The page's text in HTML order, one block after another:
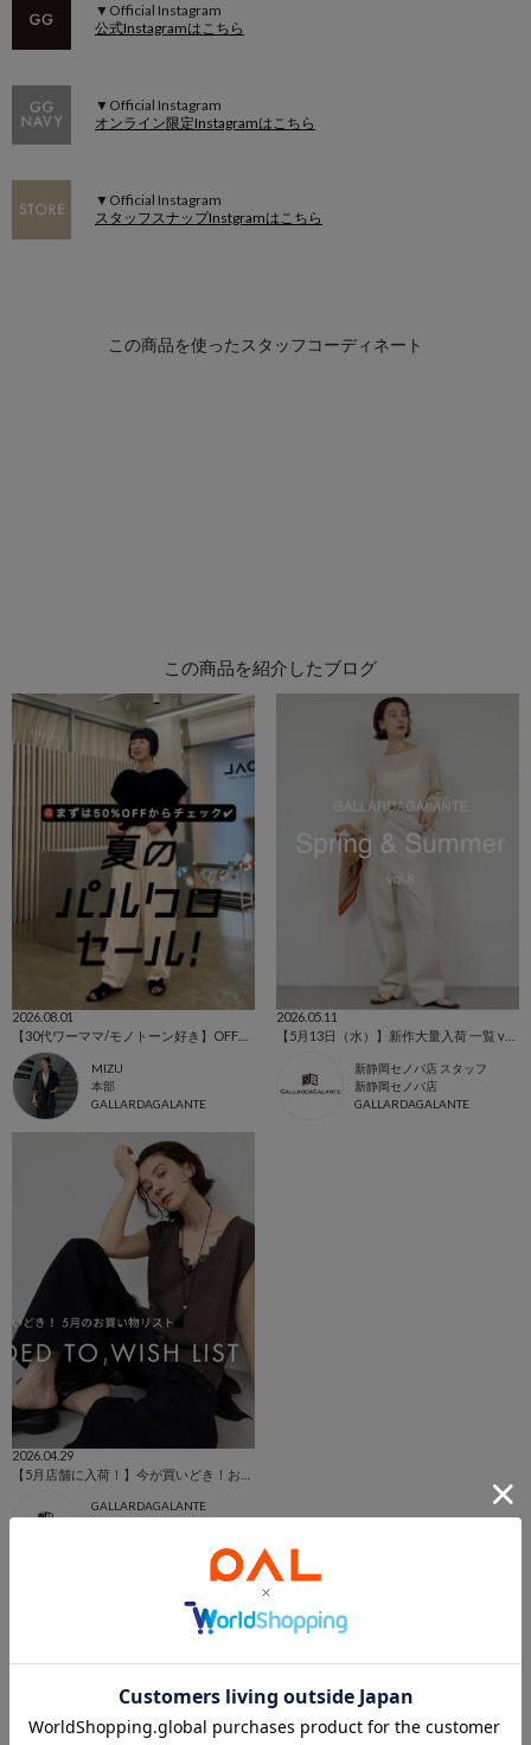
▼Official Instagram
公式Instagramはこちら
▼Official Instagram
オンライン限定Instagramはこちら
▼Official Instagram
スタッフスナップInstgramはこちら
この商品を紹介したブログ
2026.08.01
MIZU
本部
GALLARDAGALANTE
2026.05.11
【5月13日（水）】新作大量入荷 一覧 vol.8
新静岡セノバ店 スタッフ
新静岡セノバ店
GALLARDAGALANTE
2026.04.29
GALLARDAGALANTE
このアイテムを見た人は
こんなアイテムも見ています